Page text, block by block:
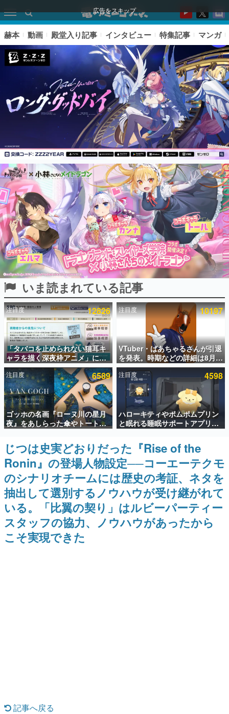
広告をスキップ
ピックアップ
電ファミのいま読まれている記事ランキング
アプリセール情報
インタビュー
連載・特集一覧
殿堂入り記事
SNS拡散数が数千以上！ ページビュー数万以上！ などな
ど。多くの人々に読まれた、電ファミ渾身の“殿堂入り”記
事をまとめました。
ゲームの企画書
名作ゲームクリエイターの方々に製作時のエピソードをお
聞きし、ヒットする企画（ゲーム）とは何か？を探ってい
きます。
赫本
この物語を解いてはいけない。『赫本』は、〈試験問題〉
の形をした短編ホラー小説集です。
新世代に訊く
これからのデジタルゲーム市場を担う若きクリエイター達
の姿を追い、彼らのルーツと情熱を探っていきます。
ゲーム世代の作家たち
ゲームに多大な影響を受けた作家さんに取材し、ゲームが
日本のコンテンツ産業やカルチャーに与えた影響を探る企
画です。
日本モバイルゲーム産業史
日本のモバイルゲーム史における主要なトピック・タイト
ルを網羅するほか、開発者へのインタビューや識者による
解説を掲載。約20年の歴史が一望できる決定版！
若ゲのいたり〜ゲームクリエイターの青春〜
『うつヌケ』『ペンと箸』等で知られるマンガ家・田中圭
マンガ
赫本 動画 殿堂入り記事 インタビュー 特集記事 マンガ
いま読まれている記事
注目度 12826
「タバコを止められない猫耳キ
ャラを描く深夜枠アニメ」に視
聴者の一部から批判意見。違法
薬物の使用と思しき描写も含め
て、BPOが議論を交わす
注目度 10197
VTuber・ばあちゃるさんが引退
を発表。時期などの詳細は8月9
日15時からの配信で説明
注目度 6589
ゴッホの名画『ローヌ川の星月
夜』をあしらった傘やトートバ
ッグなどが登場。8月7日21時よ
り2日間限定で予約販売
注目度 4598
ハローキティやポムポムプリン
と眠れる睡眠サポートアプリ
『ゆめたび』が配信中。キャラ
ごとのASMRや目覚ましアラー
ムも搭載
じつは史実どおりだった『Rise of the
Ronin』の登場人物設定──コーエーテクモ
のシナリオチームには歴史の考証、ネタを
抽出して選別するノウハウが受け継がれて
いる。「比翼の契り」はルビーパーティー
スタッフの協力、ノウハウがあったから
こそ実現できた
記事へ戻る